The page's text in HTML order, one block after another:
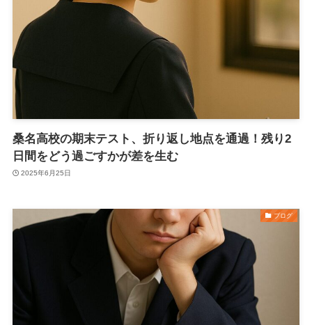
桑名高校の期末テスト、折り返し地点を通過！残り2
日間をどう過ごすかが差を生む
2025年6月25日
ブログ